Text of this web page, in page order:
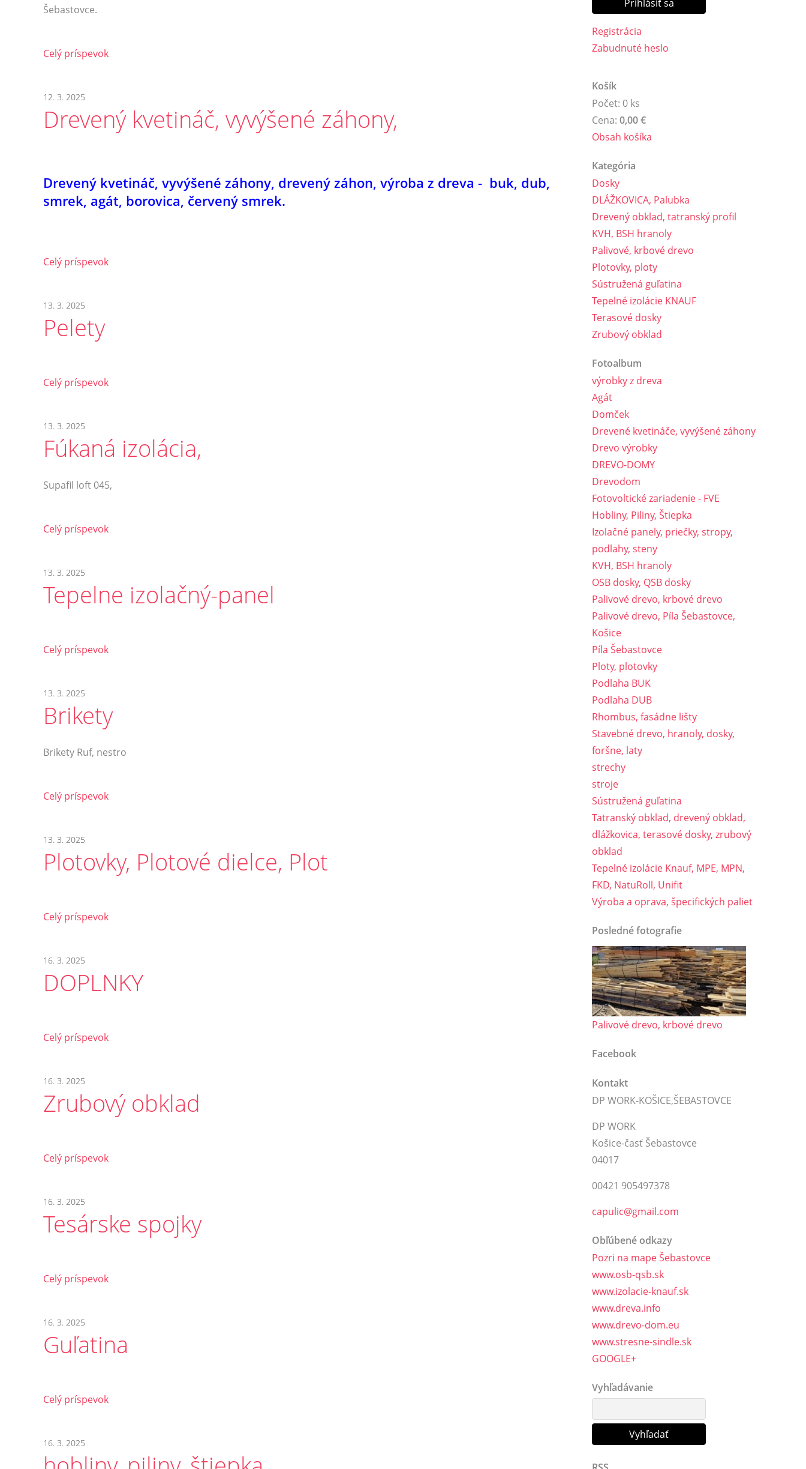
Šebastovce.
Celý príspevok
12. 3. 2025
Drevený kvetináč, vyvýšené záhony,
Drevený kvetináč, vyvýšené záhony, drevený záhon, výroba z dreva - buk, dub,
smrek, agát, borovica, červený smrek.
Celý príspevok
13. 3. 2025
Pelety
Celý príspevok
13. 3. 2025
Fúkaná izolácia,
Supafil loft 045,
Celý príspevok
13. 3. 2025
Tepelne izolačný-panel
Celý príspevok
13. 3. 2025
Brikety
Brikety Ruf, nestro
Celý príspevok
13. 3. 2025
Plotovky, Plotové dielce, Plot
Celý príspevok
16. 3. 2025
DOPLNKY
Celý príspevok
16. 3. 2025
Zrubový obklad
Celý príspevok
16. 3. 2025
Tesárske spojky
Celý príspevok
16. 3. 2025
Guľatina
Celý príspevok
16. 3. 2025
Registrácia
Zabudnuté heslo
Košík
Počet: 0 ks
Cena: 0,00 €
Obsah košíka
Kategória
Dosky
DLÁŽKOVICA, Palubka
Drevený obklad, tatranský profil
KVH, BSH hranoly
Palivové, krbové drevo
Plotovky, ploty
Sústružená guľatina
Tepelné izolácie KNAUF
Terasové dosky
Zrubový obklad
Fotoalbum
výrobky z dreva
Agát
Domček
Drevené kvetináče, vyvýšené záhony
Drevo výrobky
DREVO-DOMY
Drevodom
Fotovoltické zariadenie - FVE
Hobliny, Piliny, Štiepka
Izolačné panely, priečky, stropy,
podlahy, steny
KVH, BSH hranoly
OSB dosky, QSB dosky
Palivové drevo, krbové drevo
Palivové drevo, Píla Šebastovce,
Košice
Píla Šebastovce
Ploty, plotovky
Podlaha BUK
Podlaha DUB
Rhombus, fasádne lišty
Stavebné drevo, hranoly, dosky,
foršne, laty
strechy
stroje
Sústružená guľatina
Tatranský obklad, drevený obklad,
dlážkovica, terasové dosky, zrubový
obklad
Tepelné izolácie Knauf, MPE, MPN,
FKD, NatuRoll, Unifit
Výroba a oprava, špecifických paliet
Posledné fotografie
Palivové drevo, krbové drevo
Facebook
Kontakt
DP WORK-KOŠICE,ŠEBASTOVCE
DP WORK
Košice-časť Šebastovce
04017
00421 905497378
capulic@gmail.com
Obľúbené odkazy
Pozri na mape Šebastovce
www.osb-qsb.sk
www.izolacie-knauf.sk
www.dreva.info
www.drevo-dom.eu
www.stresne-sindle.sk
GOOGLE+
Vyhľadávanie